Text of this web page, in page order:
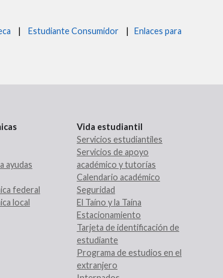
| Estudiante Consumidor |
Enlaces para
ayudas
federal
local
Vida estudiantil
Servicios estudiantiles
Servicios de apoyo
académico y tutorías
Calendario académico
Seguridad
El Taíno y la Taína
Estacionamiento
Tarjeta de identificación de
estudiante
Programa de estudios en el
extranjero